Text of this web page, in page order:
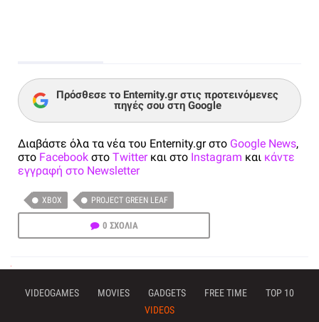
Πρόσθεσε το Enternity.gr στις προτεινόμενες
πηγές σου στη Google
Διαβάστε όλα τα νέα του Enternity.gr στο Google News,
στο Facebook στο Twitterκαι στο Instagram και κάντε
εγγραφή στο Newsletter
XBOX PROJECT GREEN LEAF
0 ΣΧΟΛΙΑ
VIDEOGAMES MOVIES GADGETS FREE TIME
TOP 10
VIDEOS